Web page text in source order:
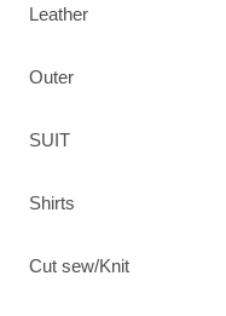
Leather
Outer
SUIT
Shirts
Cut sew/Knit